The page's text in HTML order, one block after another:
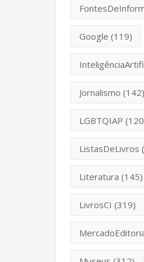
Google (119)
Jornalismo (142)
LGBTQIAP
ListasDeLivros
Literatura (145)
LivrosCI (319)